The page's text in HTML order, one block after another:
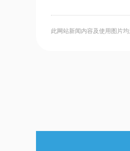
此网站新闻内容及使用图片